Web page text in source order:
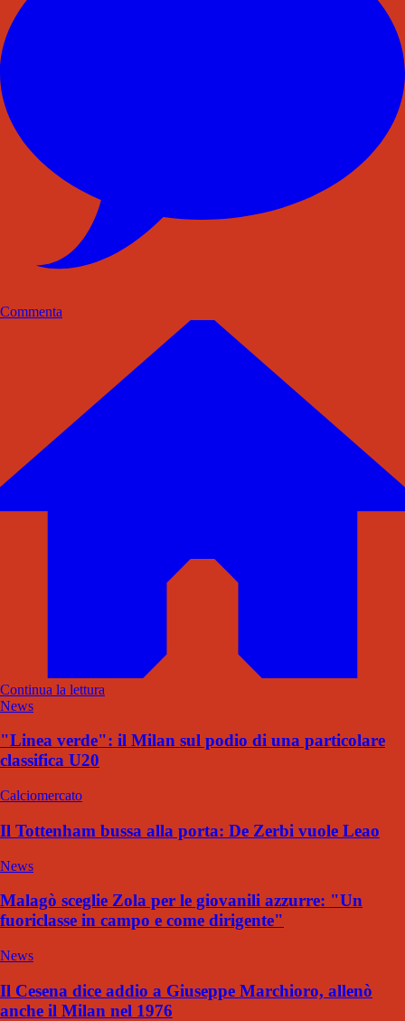
Commenta
Continua la lettura
News
"Linea verde": il Milan sul podio di una particolare
classifica U20
Calciomercato
Il Tottenham bussa alla porta: De Zerbi vuole Leao
News
Malagò sceglie Zola per le giovanili azzurre: "Un
fuoriclasse in campo e come dirigente"
News
Il Cesena dice addio a Giuseppe Marchioro, allenò
anche il Milan nel 1976